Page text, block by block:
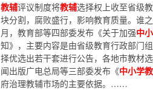
教辅评议制度将教辅选择权上收至省级
块分割，腐败盛行，影响教育质量。
月，教育部等四部委发布《关于加强中
知》，主要内容是由省级教育行政部门
择优选出若干套进行公告，各地市教材
闻出版广电总局等三部委发布《中小学
府治理教辅市场的主要依据。……